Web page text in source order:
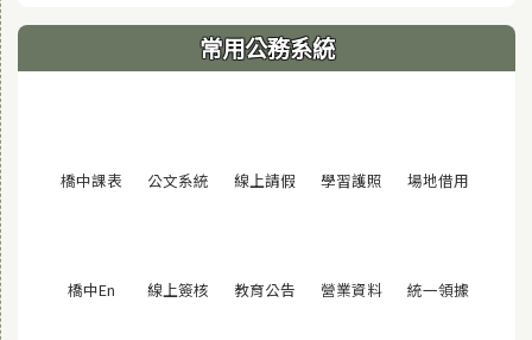
常用公務系統
橋中課表 (另開視窗)
公文系統 (另開視窗)
線上請假 (另開視窗)
學習護照 (另開視窗)
場地借用
橋中En (另開視窗)
線上簽核 (另開視窗)
教育公告 (另開視窗)
營業資料(另開視窗)
統一領據